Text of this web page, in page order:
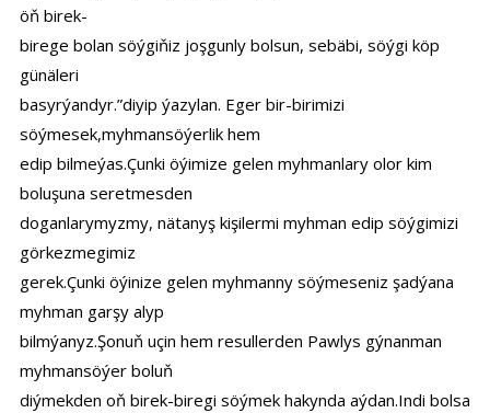
öň birek-
birege bolan söýgiňiz joşgunly bolsun, sebäbi, söýgi köp
günäleri
basyrýandyr.”diyip ýazylan. Eger bir-birimizi
söýmesek,myhmansöýerlik hem
edip bilmeýas.Çunki öýimize gelen myhmanlary olor kim
boluşuna seretmesden
doganlarymyzmy, nätanyş kişilermi myhman edip söýgimizi
görkezmegimiz
gerek.Çunki öýinize gelen myhmanny söýmeseniz şadýana
myhman garşy alyp
bilmýanyz.Şonuň uçin hem resullerden Pawlys gýnanman
myhmansöýer boluň
diýmekden oň birek-biregi söýmek hakynda aýdan.Indi bolsa